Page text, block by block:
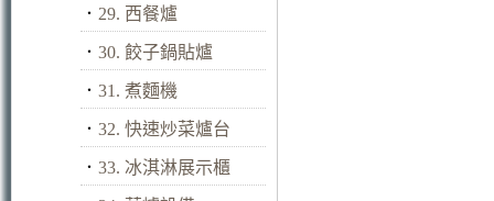
． 29. 西餐爐
． 30. 餃子鍋貼爐
． 31. 煮麵機
． 32. 快速炒菜爐台
． 33. 冰淇淋展示櫃